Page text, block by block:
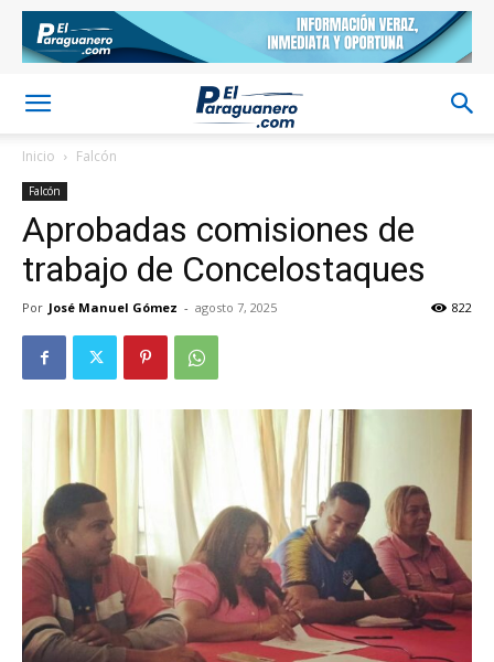
Inicio Falcón
Falcón
Aprobadas comisiones de
trabajo de Concelostaques
Por José Manuel Gómez - agosto 7, 2025 822